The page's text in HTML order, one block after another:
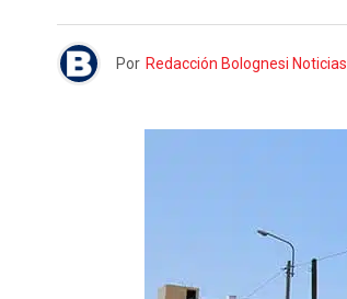
Por Redacción Bolognesi Noticias